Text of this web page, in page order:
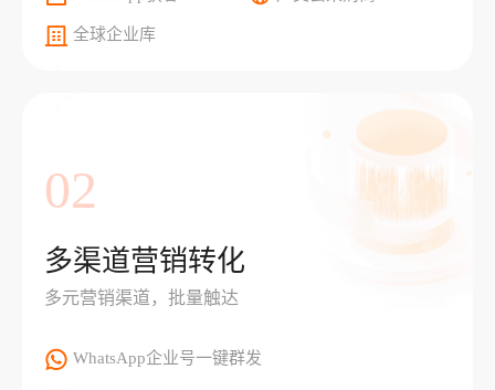
全球企业库
02
多渠道营销转化
多元营销渠道，批量触达
WhatsApp企业号一键群发